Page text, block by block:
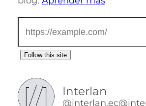
Follow this site
Interlan